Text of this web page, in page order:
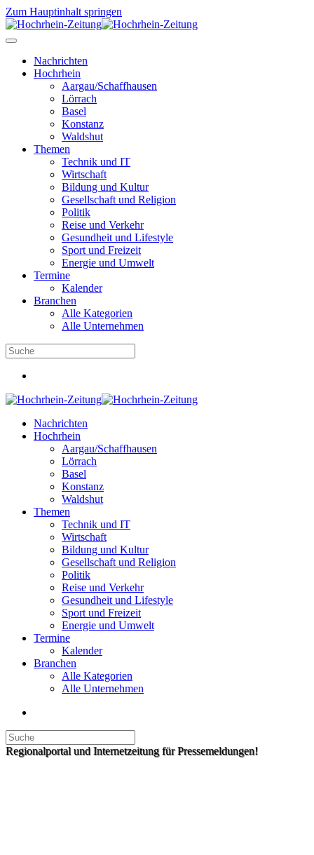
Zum Hauptinhalt springen
Nachrichten
Hochrhein
Aargau/Schaffhausen
Lörrach
Basel
Konstanz
Waldshut
Themen
Technik und IT
Wirtschaft
Bildung und Kultur
Gesellschaft und Religion
Politik
Reise und Verkehr
Gesundheit und Lifestyle
Sport und Freizeit
Energie und Umwelt
Termine
Kalender
Branchen
Alle Kategorien
Alle Unternehmen
Nachrichten
Hochrhein
Aargau/Schaffhausen
Lörrach
Basel
Konstanz
Waldshut
Themen
Technik und IT
Wirtschaft
Bildung und Kultur
Gesellschaft und Religion
Politik
Reise und Verkehr
Gesundheit und Lifestyle
Sport und Freizeit
Energie und Umwelt
Termine
Kalender
Branchen
Alle Kategorien
Alle Unternehmen
Regionalportal und Internetzeitung für Pressemeldungen!